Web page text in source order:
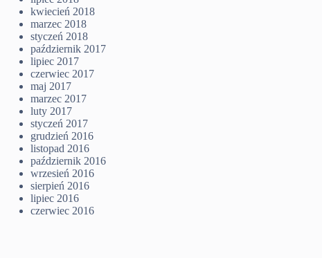
kwiecień 2018
marzec 2018
styczeń 2018
październik 2017
lipiec 2017
czerwiec 2017
maj 2017
marzec 2017
luty 2017
styczeń 2017
grudzień 2016
listopad 2016
październik 2016
wrzesień 2016
sierpień 2016
lipiec 2016
czerwiec 2016